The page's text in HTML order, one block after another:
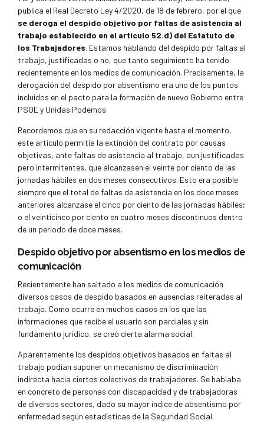
publica el Real Decreto Ley 4/2020, de 18 de febrero, por el que
se deroga el despido objetivo por faltas de asistencia al
trabajo establecido en el artículo 52.d) del Estatuto de
los Trabajadores. Estamos hablando del despido por faltas al
trabajo, justificadas o no, que tanto seguimiento ha tenido
recientemente en los medios de comunicación. Precisamente, la
derogación del despido por absentismo era uno de los puntos
incluidos en el pacto para la formación de nuevo Gobierno entre
PSOE y Unidas Podemos.
Recordemos que en su redacción vigente hasta el momento,
este artículo permitía la extinción del contrato por causas
objetivas, ante faltas de asistencia al trabajo, aun justificadas
pero intermitentes, que alcanzasen el veinte por ciento de las
jornadas hábiles en dos meses consecutivos. Esto era posible
siempre que el total de faltas de asistencia en los doce meses
anteriores alcanzase el cinco por ciento de las jornadas hábiles;
o el veinticinco por ciento en cuatro meses discontinuos dentro
de un periodo de doce meses.
Despido objetivo por absentismo en los medios de
comunicación
Recientemente han saltado a los medios de comunicación
diversos casos de despido basados en ausencias reiteradas al
trabajo. Como ocurre en muchos casos en los que las
informaciones que recibe el usuario son parciales y sin
fundamento jurídico, se creó cierta alarma social.
Aparentemente los despidos objetivos basados en faltas al
trabajo podían suponer un mecanismo de discriminación
indirecta hacia ciertos colectivos de trabajadores. Se hablaba
en concreto de personas con discapacidad y de trabajadoras
de diversos sectores, dado su mayor índice de absentismo por
enfermedad según estadísticas de la Seguridad Social.